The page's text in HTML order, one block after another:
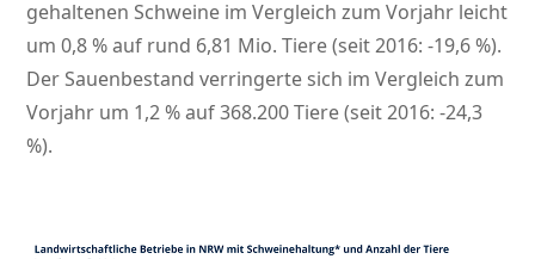
gehaltenen Schweine im Vergleich zum Vorjahr leicht
um 0,8 % auf rund 6,81 Mio. Tiere (seit 2016: -19,6 %).
Der Sauenbestand verringerte sich im Vergleich zum
Vorjahr um 1,2 % auf 368.200 Tiere (seit 2016: -24,3
%).